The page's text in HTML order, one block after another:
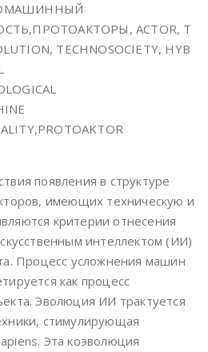
ACTOR, T
TECHNOSOCIETY, HYB
появления в структуре
имеющих техническую и
критерии отнесения
интеллектом (ИИ)
Процесс усложнения машин
как процесс
Эволюция ИИ трактуется
стимулирующая
Эта коэволюция